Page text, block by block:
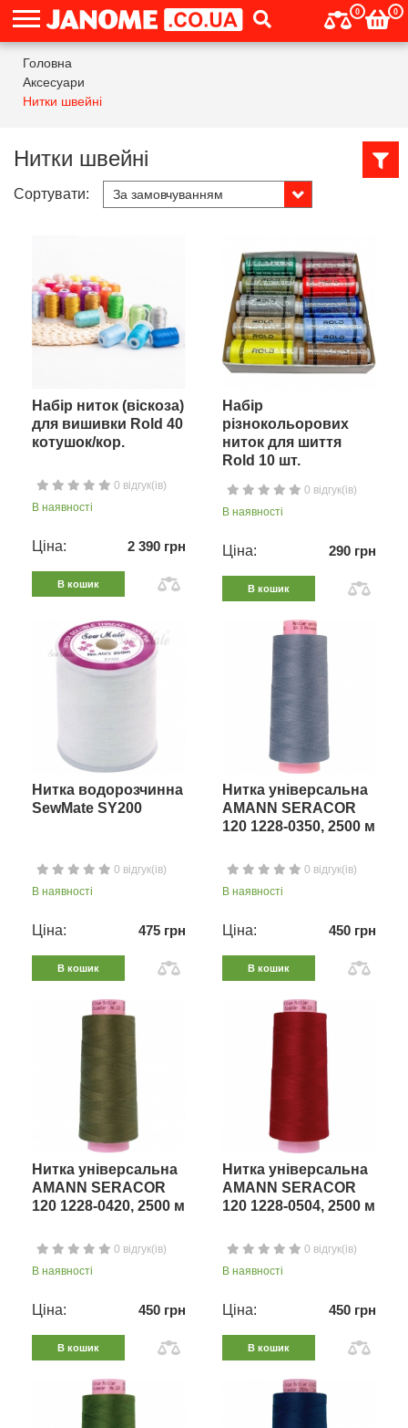
0 0
Головна
Аксесуари
Нитки швейні
Нитки швейні
Сортувати:
Набір ниток (віскоза)
для вишивки Rold 40
котушок/кор.
0 відгук(ів)
В наявності
Ціна: 2 390 грн
В кошик
Набір
різнокольорових
ниток для шиття
Rold 10 шт.
0 відгук(ів)
В наявності
Ціна: 290 грн
В кошик
Нитка водорозчинна
SewMate SY200
0 відгук(ів)
В наявності
Ціна: 475 грн
В кошик
Нитка універсальна
AMANN SERACOR
120 1228-0350, 2500 м
0 відгук(ів)
В наявності
Ціна: 450 грн
В кошик
Нитка універсальна
AMANN SERACOR
120 1228-0420, 2500 м
0 відгук(ів)
В наявності
Ціна: 450 грн
В кошик
Нитка універсальна
AMANN SERACOR
120 1228-0504, 2500 м
0 відгук(ів)
В наявності
Ціна: 450 грн
В кошик